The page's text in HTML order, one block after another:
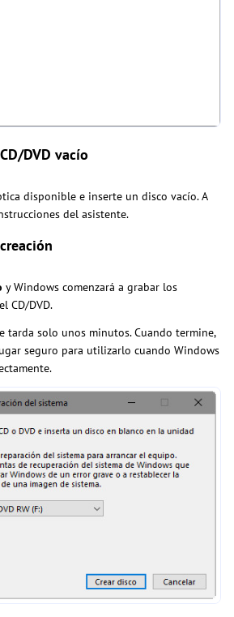
DVD vacío
disponible e inserte un disco vacío. A
del asistente.
y Windows comenzará a grabar los
CD/DVD.
tarda solo unos minutos. Cuando termine,
seguro para utilizarlo cuando Windows